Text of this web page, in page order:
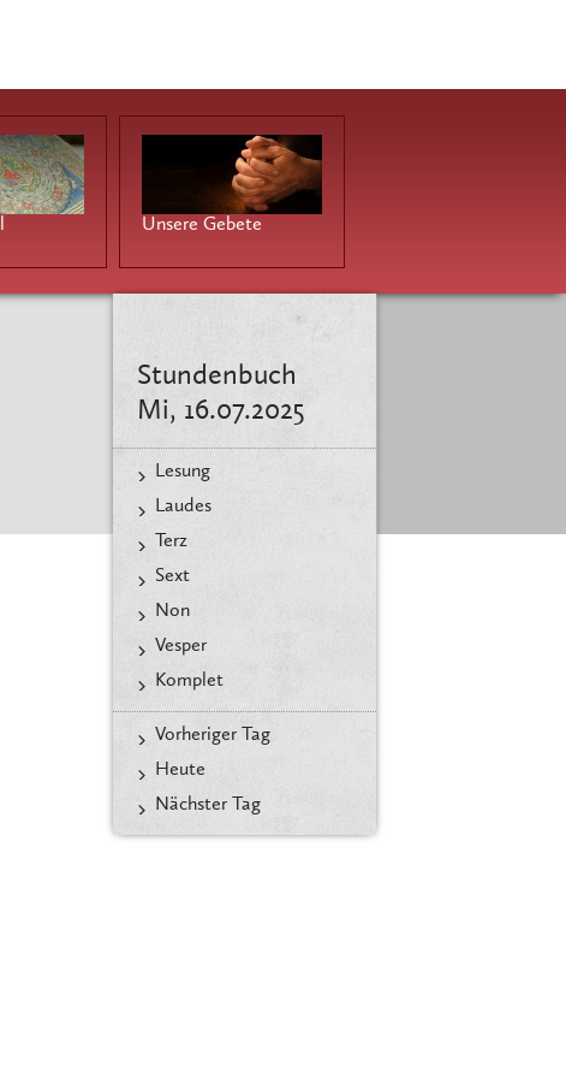
Unsere Gebete
Stundenbuch
Mi, 16.07.2025
Lesung
Laudes
Terz
Sext
Non
Vesper
Komplet
Vorheriger Tag
Heute
Nächster Tag